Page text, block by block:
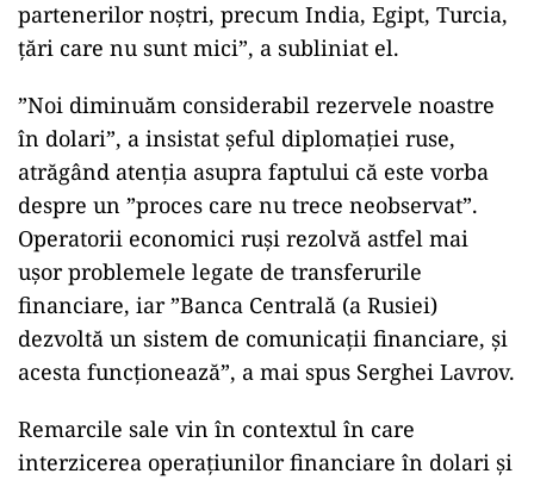
partenerilor noştri, precum India, Egipt, Turcia,
ţări care nu sunt mici”, a subliniat el.
”Noi diminuăm considerabil rezervele noastre
în dolari”, a insistat şeful diplomaţiei ruse,
atrăgând atenţia asupra faptului că este vorba
despre un ”proces care nu trece neobservat”.
Operatorii economici ruşi rezolvă astfel mai
uşor problemele legate de transferurile
financiare, iar ”Banca Centrală (a Rusiei)
dezvoltă un sistem de comunicaţii financiare, şi
acesta funcţionează”, a mai spus Serghei Lavrov.
Remarcile sale vin în contextul în care
interzicerea operaţiunilor financiare în dolari şi